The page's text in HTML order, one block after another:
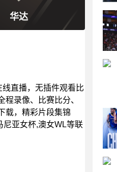
华达
直播，无插件观看比
录像、比赛比分、
载，精彩片段集锦
尼亚女杯,澳女WL等联